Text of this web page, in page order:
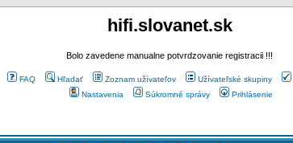
hifi.slovanet.sk
Bolo zavedene manualne potvrdzovanie registracii !!!
FAQ Hľadať Zoznam užívateľov Užívateľské skupiny
Nastavenia
Súkromné správy Prihlásenie